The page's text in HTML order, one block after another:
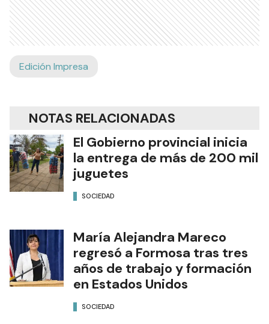
Edición Impresa
NOTAS RELACIONADAS
El Gobierno provincial inicia
la entrega de más de 200 mil
juguetes
SOCIEDAD
María Alejandra Mareco
regresó a Formosa tras tres
años de trabajo y formación
en Estados Unidos
SOCIEDAD